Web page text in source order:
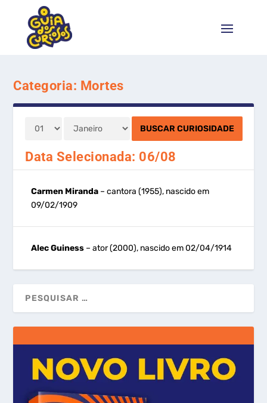
Categoria: Mortes
Data Selecionada: 06/08
Carmen Miranda – cantora (1955), nascido em
09/02/1909
Alec Guiness – ator (2000), nascido em 02/04/1914